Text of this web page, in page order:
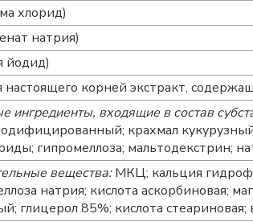
хлорид)
натрия)
йодид)
корней экстракт,
ингредиенты, входящие в состав
крахмал
гипромеллоза; мальтодекстрин;
вещества:МКЦ; кальция
натрия; кислота аскорбиновая;
глицерол 85%; кислота